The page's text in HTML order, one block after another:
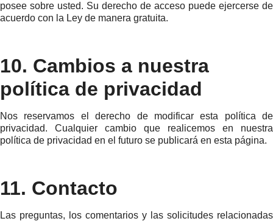
posee sobre usted. Su derecho de acceso puede ejercerse de
acuerdo con la Ley de manera gratuita.
10. Cambios a nuestra
política de privacidad
Nos reservamos el derecho de modificar esta política de
privacidad. Cualquier cambio que realicemos en nuestra
política de privacidad en el futuro se publicará en esta página.
11. Contacto
Las preguntas, los comentarios y las solicitudes relacionadas